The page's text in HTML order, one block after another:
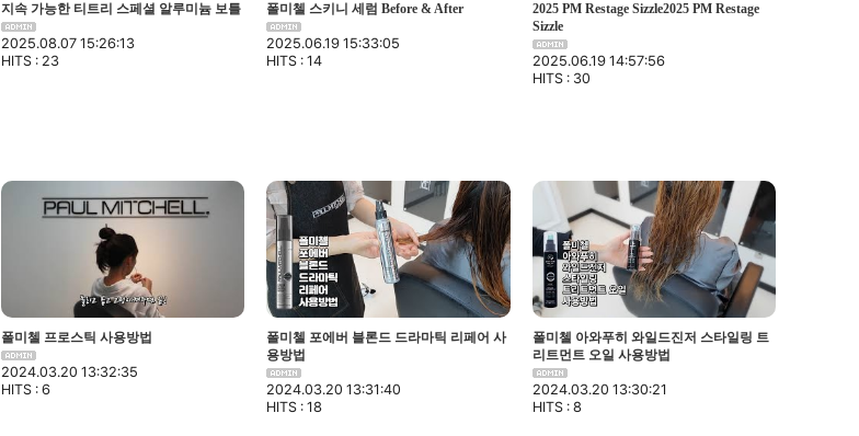
지속 가능한 티트리 스페셜 알루미늄 보틀
2025.08.07 15:26:13
HITS : 23
폴미첼 스키니 세럼 Before & After
2025.06.19 15:33:05
HITS : 14
2025 PM Restage Sizzle2025 PM Restage
Sizzle
2025.06.19 14:57:56
HITS : 30
폴미첼 프로스틱 사용방법
2024.03.20 13:32:35
HITS : 6
폴미첼 포에버 블론드 드라마틱 리페어 사
용방법
2024.03.20 13:31:40
HITS : 18
폴미첼 아와푸히 와일드진저 스타일링 트
리트먼트 오일 사용방법
2024.03.20 13:30:21
HITS : 8